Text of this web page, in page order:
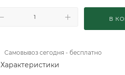
В
Самовывоз сегодня - бесплатно
Характеристики